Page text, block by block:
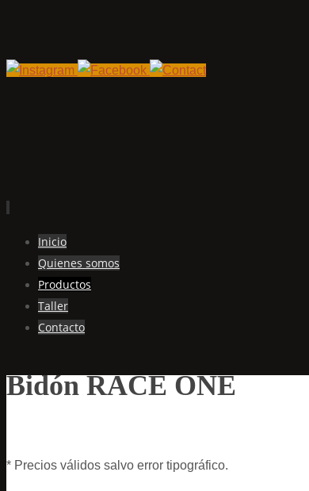
contenido
Inicio
Quienes somos
Productos
Taller
Contacto
Bidón RACE ONE
* Precios válidos salvo error tipográfico.